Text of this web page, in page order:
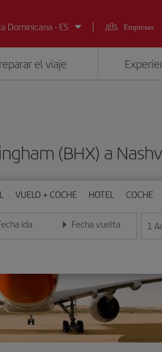
Dominicana - ES
Empresas
el viaje
(BHX) a
VUELO + COCHE HOTEL COCHE
ida
la fecha en formato día/mes/año
Fecha vuelta
Introduce la fecha en 1